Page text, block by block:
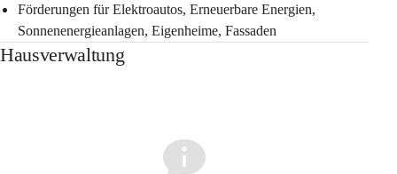
Förderungen für Elektroautos, Erneuerbare Energien,
Sonnenenergieanlagen, Eigenheime, Fassaden
Hausverwaltung